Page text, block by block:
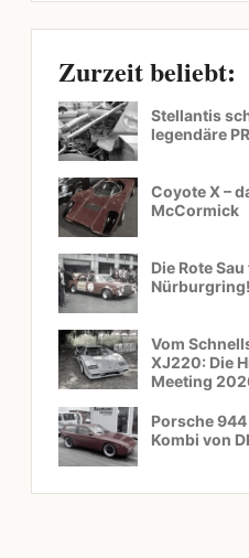
Zurzeit beliebt:
Stellantis
legendäre
Coyote X –
McCormick
Die Rote
Nürburgring!
Vom
XJ220: Die
Meeting
Porsche
Kombi von